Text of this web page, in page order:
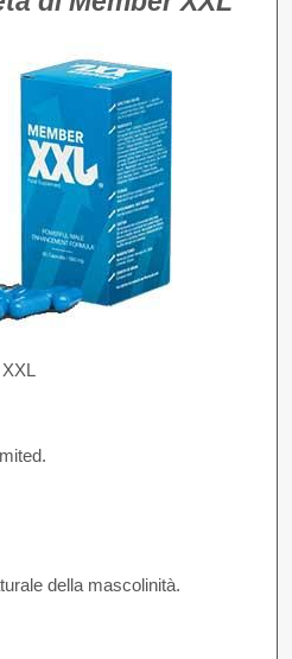
della mascolinità.